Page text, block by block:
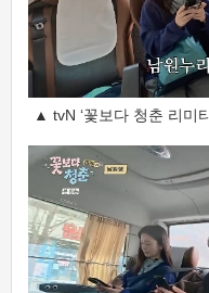
▲ tvN ‘꽃보다 청춘 리미